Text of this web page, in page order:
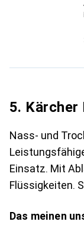
5. Kärcher
Nass- und
Einsatz. Mit
Flüssigkeiten.
Das meinen